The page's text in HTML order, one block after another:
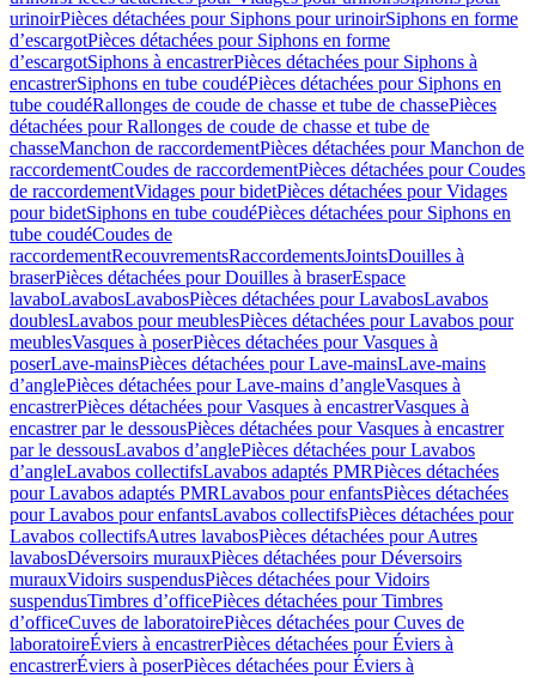
urinoirPièces détachées pour Siphons pour urinoirSiphons en forme
d’escargotPièces détachées pour Siphons en forme
d’escargotSiphons à encastrerPièces détachées pour Siphons à
encastrerSiphons en tube coudéPièces détachées pour Siphons en
tube coudéRallonges de coude de chasse et tube de chassePièces
détachées pour Rallonges de coude de chasse et tube de
chasseManchon de raccordementPièces détachées pour Manchon de
raccordementCoudes de raccordementPièces détachées pour Coudes
de raccordementVidages pour bidetPièces détachées pour Vidages
pour bidetSiphons en tube coudéPièces détachées pour Siphons en
tube coudéCoudes de
raccordementRecouvrementsRaccordementsJointsDouilles à
braserPièces détachées pour Douilles à braserEspace
lavaboLavabosLavabosPièces détachées pour LavabosLavabos
doublesLavabos pour meublesPièces détachées pour Lavabos pour
meublesVasques à poserPièces détachées pour Vasques à
poserLave-mainsPièces détachées pour Lave-mainsLave-mains
d’anglePièces détachées pour Lave-mains d’angleVasques à
encastrerPièces détachées pour Vasques à encastrerVasques à
encastrer par le dessousPièces détachées pour Vasques à encastrer
par le dessousLavabos d’anglePièces détachées pour Lavabos
d’angleLavabos collectifsLavabos adaptés PMRPièces détachées
pour Lavabos adaptés PMRLavabos pour enfantsPièces détachées
pour Lavabos pour enfantsLavabos collectifsPièces détachées pour
Lavabos collectifsAutres lavabosPièces détachées pour Autres
lavabosDéversoirs murauxPièces détachées pour Déversoirs
murauxVidoirs suspendusPièces détachées pour Vidoirs
suspendusTimbres dʼofficePièces détachées pour Timbres
dʼofficeCuves de laboratoirePièces détachées pour Cuves de
laboratoireÉviers à encastrerPièces détachées pour Éviers à
encastrerÉviers à poserPièces détachées pour Éviers à